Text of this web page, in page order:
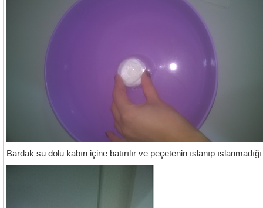
Bardak su dolu kabın içine batırılır ve peçetenin ıslanıp